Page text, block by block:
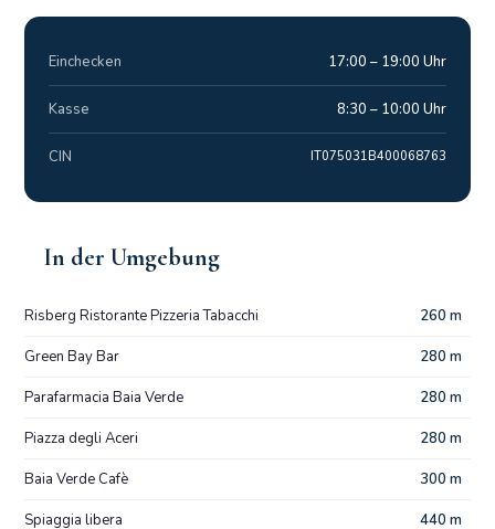
Einchecken 17:00 – 19:00 Uhr
Kasse 8:30 – 10:00 Uhr
CIN IT075031B400068763
In der Umgebung
Risberg Ristorante Pizzeria Tabacchi 260 m
Green Bay Bar 280 m
Parafarmacia Baia Verde 280 m
Piazza degli Aceri 280 m
Baia Verde Cafè 300 m
Spiaggia libera 440 m